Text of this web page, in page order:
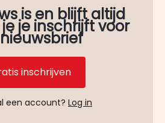
is en blijft altijd
je inschrijft voor
inschrijven
een account? Log in